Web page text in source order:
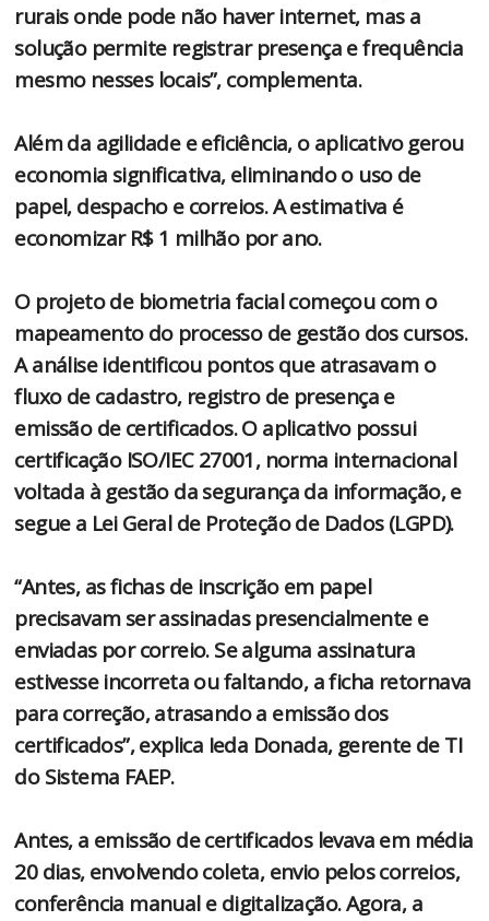
rurais onde pode não haver internet, mas a
solução permite registrar presença e frequência
mesmo nesses locais”, complementa.
Além da agilidade e eficiência, o aplicativo gerou
economia significativa, eliminando o uso de
papel, despacho e correios. A estimativa é
economizar R$ 1 milhão por ano.
O projeto de biometria facial começou com o
mapeamento do processo de gestão dos cursos.
A análise identificou pontos que atrasavam o
fluxo de cadastro, registro de presença e
emissão de certificados. O aplicativo possui
certificação ISO/IEC 27001, norma internacional
voltada à gestão da segurança da informação, e
segue a Lei Geral de Proteção de Dados (LGPD).
“Antes, as fichas de inscrição em papel
precisavam ser assinadas presencialmente e
enviadas por correio. Se alguma assinatura
estivesse incorreta ou faltando, a ficha retornava
para correção, atrasando a emissão dos
certificados”, explica Ieda Donada, gerente de TI
do Sistema FAEP.
Antes, a emissão de certificados levava em média
20 dias, envolvendo coleta, envio pelos correios,
conferência manual e digitalização. Agora, a